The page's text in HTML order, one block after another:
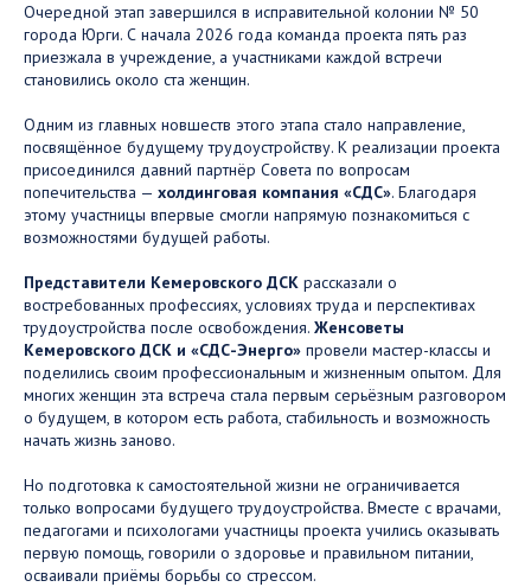
Очередной этап завершился в исправительной колонии № 50
города Юрги. С начала 2026 года команда проекта пять раз
приезжала в учреждение, а участниками каждой встречи
становились около ста женщин.
Одним из главных новшеств этого этапа стало направление,
посвящённое будущему трудоустройству. К реализации проекта
присоединился давний партнёр Совета по вопросам
попечительства — холдинговая компания «СДС». Благодаря
этому участницы впервые смогли напрямую познакомиться с
возможностями будущей работы.
Представители Кемеровского ДСК рассказали о
востребованных профессиях, условиях труда и перспективах
трудоустройства после освобождения. Женсоветы
Кемеровского ДСК и «СДС-Энерго» провели мастер-классы и
поделились своим профессиональным и жизненным опытом. Для
многих женщин эта встреча стала первым серьёзным разговором
о будущем, в котором есть работа, стабильность и возможность
начать жизнь заново.
Но подготовка к самостоятельной жизни не ограничивается
только вопросами будущего трудоустройства. Вместе с врачами,
педагогами и психологами участницы проекта учились оказывать
первую помощь, говорили о здоровье и правильном питании,
осваивали приёмы борьбы со стрессом.